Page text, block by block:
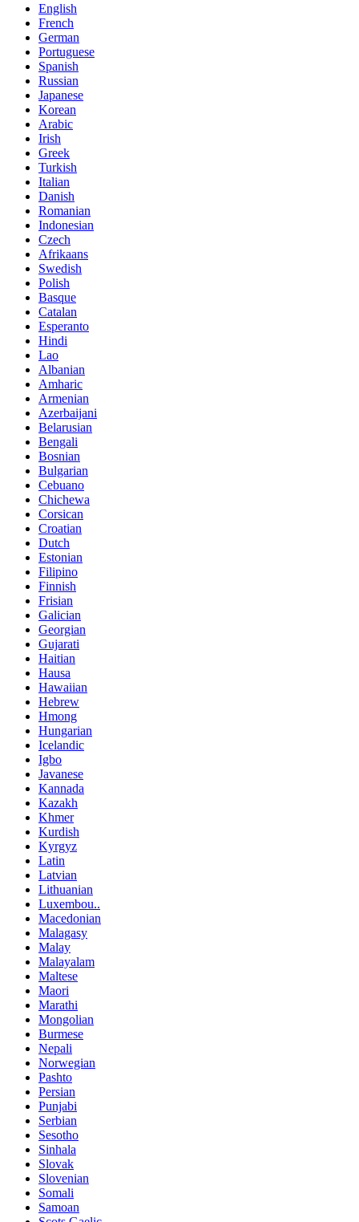
English
French
German
Portuguese
Spanish
Russian
Japanese
Korean
Arabic
Irish
Greek
Turkish
Italian
Danish
Romanian
Indonesian
Czech
Afrikaans
Swedish
Polish
Basque
Catalan
Esperanto
Hindi
Lao
Albanian
Amharic
Armenian
Azerbaijani
Belarusian
Bengali
Bosnian
Bulgarian
Cebuano
Chichewa
Corsican
Croatian
Dutch
Estonian
Filipino
Finnish
Frisian
Galician
Georgian
Gujarati
Haitian
Hausa
Hawaiian
Hebrew
Hmong
Hungarian
Icelandic
Igbo
Javanese
Kannada
Kazakh
Khmer
Kurdish
Kyrgyz
Latin
Latvian
Lithuanian
Luxembou..
Macedonian
Malagasy
Malay
Malayalam
Maltese
Maori
Marathi
Mongolian
Burmese
Nepali
Norwegian
Pashto
Persian
Punjabi
Serbian
Sesotho
Sinhala
Slovak
Slovenian
Somali
Samoan